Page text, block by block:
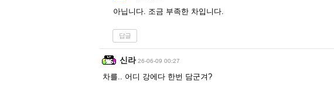
아닙니다. 조금 부족한 차입니다.
답글
신라 26-06-09 00:27
차를.. 어디 강에다 한번 담군겨?